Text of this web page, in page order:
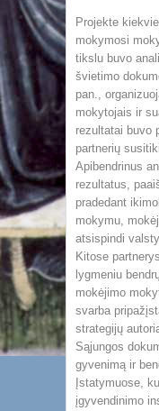
Projekte
mokymosi
tikslu buvo
švietimo
pan.,
mokytojais ir
rezultatai buvo
partnerių
Apibendrinus
rezultatus,
pradedant
mokymu,
atsispindi
Kitose
lygmeniu
mokėjimo
svarba
strategijų
Sąjungos
gyvenimą ir
Įstatymuose,
įgyvendinimo